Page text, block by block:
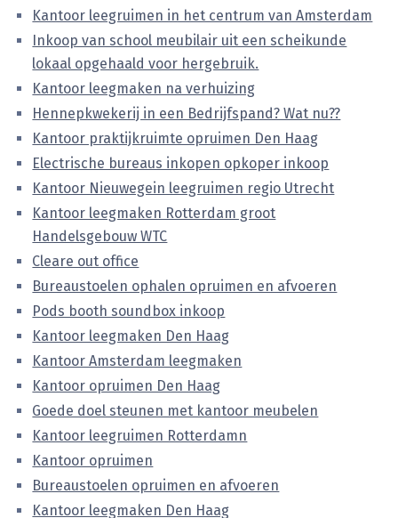
Kantoor leegruimen in het centrum van Amsterdam
Inkoop van school meubilair uit een scheikunde
lokaal opgehaald voor hergebruik.
Kantoor leegmaken na verhuizing
Hennepkwekerij in een Bedrijfspand? Wat nu??
Kantoor praktijkruimte opruimen Den Haag
Electrische bureaus inkopen opkoper inkoop
Kantoor Nieuwegein leegruimen regio Utrecht
Kantoor leegmaken Rotterdam groot
Handelsgebouw WTC
Cleare out office
Bureaustoelen ophalen opruimen en afvoeren
Pods booth soundbox inkoop
Kantoor leegmaken Den Haag
Kantoor Amsterdam leegmaken
Kantoor opruimen Den Haag
Goede doel steunen met kantoor meubelen
Kantoor leegruimen Rotterdamn
Kantoor opruimen
Bureaustoelen opruimen en afvoeren
Kantoor leegmaken Den Haag